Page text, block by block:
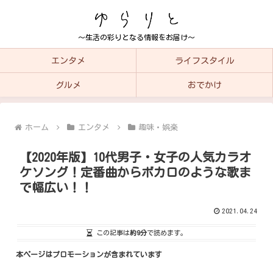
～生活の彩りとなる情報をお届け～
エンタメ ライフスタイル
グルメ おでかけ
ホーム エンタメ 趣味・娯楽
【2020年版】10代男子・女子の人気カラオ
ケソング！定番曲からボカロのような歌ま
で幅広い！！
2021.04.24
この記事は約9分で読めます。
本ページはプロモーションが含まれています